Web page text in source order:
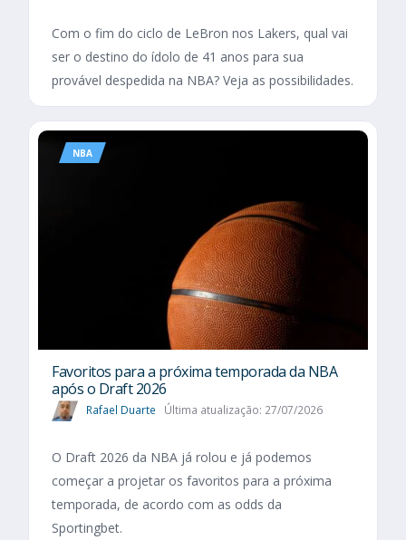
Com o fim do ciclo de LeBron nos Lakers, qual vai
ser o destino do ídolo de 41 anos para sua
provável despedida na NBA? Veja as possibilidades.
NBA
Favoritos para a próxima temporada da NBA
após o Draft 2026
Rafael Duarte Última atualização: 27/07/2026
O Draft 2026 da NBA já rolou e já podemos
começar a projetar os favoritos para a próxima
temporada, de acordo com as odds da
Sportingbet.